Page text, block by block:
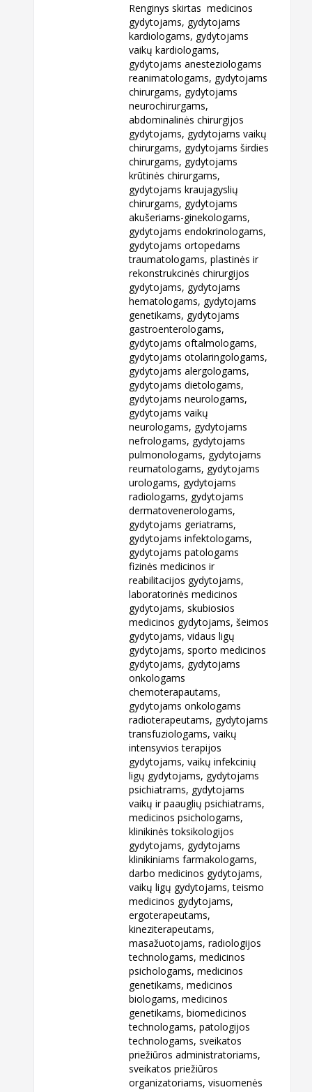
Renginys skirtas medicinos
gydytojams, gydytojams
kardiologams, gydytojams
vaikų kardiologams,
gydytojams anesteziologams
reanimatologams, gydytojams
chirurgams, gydytojams
neurochirurgams,
abdominalinės chirurgijos
gydytojams, gydytojams vaikų
chirurgams, gydytojams širdies
chirurgams, gydytojams
krūtinės chirurgams,
gydytojams kraujagyslių
chirurgams, gydytojams
akušeriams-ginekologams,
gydytojams endokrinologams,
gydytojams ortopedams
traumatologams, plastinės ir
rekonstrukcinės chirurgijos
gydytojams, gydytojams
hematologams, gydytojams
genetikams, gydytojams
gastroenterologams,
gydytojams oftalmologams,
gydytojams otolaringologams,
gydytojams alergologams,
gydytojams dietologams,
gydytojams neurologams,
gydytojams vaikų
neurologams, gydytojams
nefrologams, gydytojams
pulmonologams, gydytojams
reumatologams, gydytojams
urologams, gydytojams
radiologams, gydytojams
dermatovenerologams,
gydytojams geriatrams,
gydytojams infektologams,
gydytojams patologams
fizinės medicinos ir
reabilitacijos gydytojams,
laboratorinės medicinos
gydytojams, skubiosios
medicinos gydytojams, šeimos
gydytojams, vidaus ligų
gydytojams, sporto medicinos
gydytojams, gydytojams
onkologams
chemoterapautams,
gydytojams onkologams
radioterapeutams, gydytojams
transfuziologams, vaikų
intensyvios terapijos
gydytojams, vaikų infekcinių
ligų gydytojams, gydytojams
psichiatrams, gydytojams
vaikų ir paauglių psichiatrams,
medicinos psichologams,
klinikinės toksikologijos
gydytojams, gydytojams
klinikiniams farmakologams,
darbo medicinos gydytojams,
vaikų ligų gydytojams, teismo
medicinos gydytojams,
ergoterapeutams,
kineziterapeutams,
masažuotojams, radiologijos
technologams, medicinos
psichologams, medicinos
genetikams, medicinos
biologams, medicinos
genetikams, biomedicinos
technologams, patologijos
technologams, sveikatos
priežiūros administratoriams,
sveikatos priežiūros
organizatoriams, visuomenės